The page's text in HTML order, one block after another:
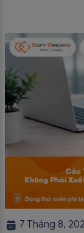
7 Tháng 8,